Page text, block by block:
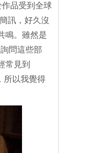
品受到全球
訊，好久沒
鳴。雖然是
問這些部
常見到
所以我覺得